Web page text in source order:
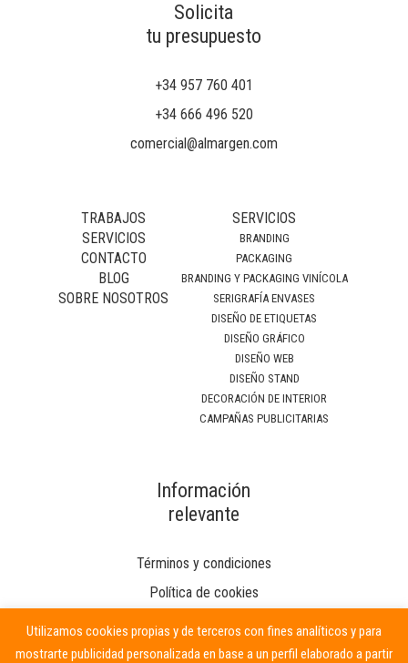
Solicita
tu presupuesto
+34 957 760 401
+34 666 496 520
comercial@almargen.com
TRABAJOS
SERVICIOS
CONTACTO
BLOG
SOBRE NOSOTROS
SERVICIOS
BRANDING
PACKAGING
BRANDING Y PACKAGING VINÍCOLA
SERIGRAFÍA ENVASES
DISEÑO DE ETIQUETAS
DISEÑO GRÁFICO
DISEÑO WEB
DISEÑO STAND
DECORACIÓN DE INTERIOR
CAMPAÑAS PUBLICITARIAS
Información
relevante
Términos y condiciones
Política de cookies
Utilizamos cookies propias y de terceros con fines analíticos y para
mostrarte publicidad personalizada en base a un perfil elaborado a partir